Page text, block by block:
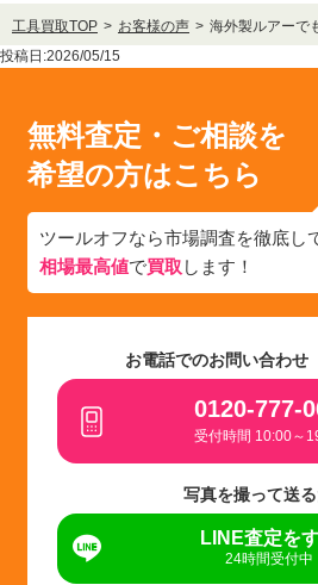
工具買取TOP お客様の声
海外製ルアーで
投稿日:2026/05/15
無料査定・ご相談を
希望の方はこちら
ツールオフなら市場調査を徹底し
相場最高値で買取 します！
お電話でのお問い合わせ
0120-777-
受付時間 10:00～
写真を撮って送
LINE査定を
24時間受付中